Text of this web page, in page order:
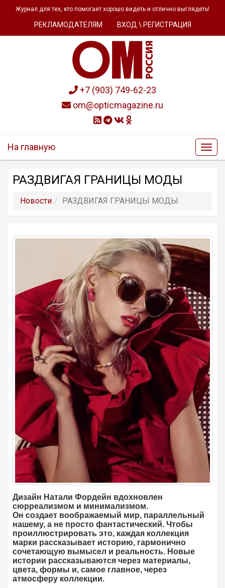
Журнал для тех, кто помогает хорошо видеть и отлично выглядеть!
РЕКЛАМОДАТЕЛЯМ ВХОД \ РЕГИСТРАЦИЯ
+7 (903) 749-62-23
om@opticmagazine.ru
На главную
РАЗДВИГАЯ ГРАНИЦЫ МОДЫ
Новости РАЗДВИГАЯ ГРАНИЦЫ МОДЫ
Дизайн Натали Фордейн вдохновлен
сюрреализмом и минимализмом.
Он создает воображаемый мир, параллельный
нашему, а не просто фантастический. Чтобы
проиллюстрировать это, каждая коллекция
марки рассказывает историю, гармонично
сочетающую вымысел и реальность. Новые
истории рассказываются через материалы,
цвета, формы и, самое главное, через
атмосферу коллекции.